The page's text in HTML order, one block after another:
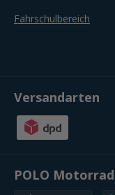
Fahrschulbereich
Versandarten
POLO